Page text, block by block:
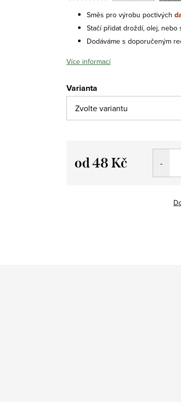
Směs pro výrobu poctivých
Stačí přidat droždí, olej, nebo
Dodáváme s doporučeným
Více informací
Varianta
od48 Kč